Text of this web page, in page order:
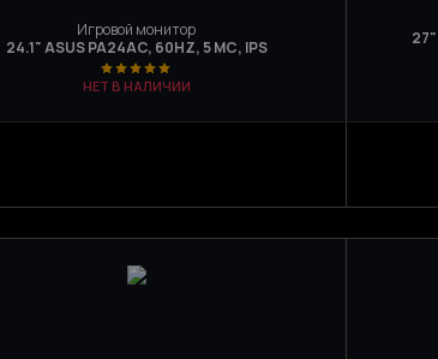
Игровой монитор
24.1" ASUS PA24AC, 60HZ, 5 МС, IPS
НЕТ В НАЛИЧИИ
27"